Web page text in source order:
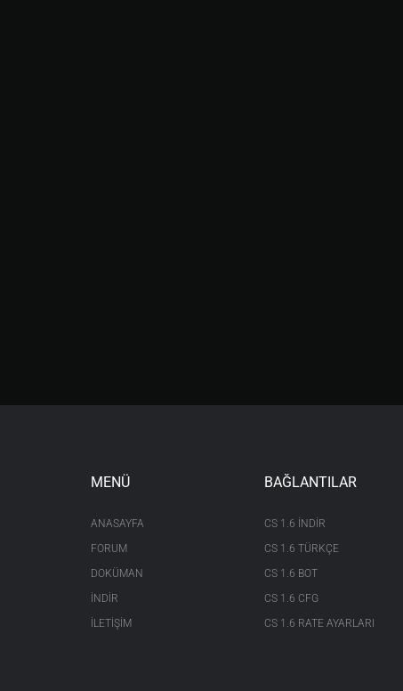
MENÜ
ANASAYFA
FORUM
DOKÜMAN
İNDİR
İLETİŞİM
BAĞLANTILAR
CS 1.6 INDIR
CS 1.6 TÜRKÇE
CS 1.6 BOT
CS 1.6 CFG
CS 1.6 RATE AYARLARI